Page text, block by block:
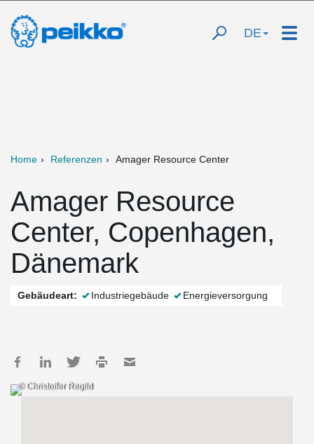
DE
Home Referenzen Amager Resource Center
Amager Resource
Center, Copenhagen,
Dänemark
Gebäudeart: Industriegebäude Energieversorgung
© Christoffer Regild